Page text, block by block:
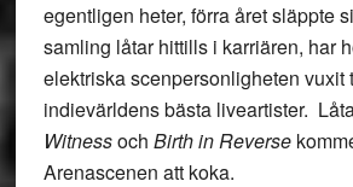
egentligen heter, förra året släppte
samling låtar hittills i karriären, har
elektriska scenpersonligheten vuxit
indievärldens bästa liveartister.
Witnessoch Birth in Reverse
Arenascenen att koka.